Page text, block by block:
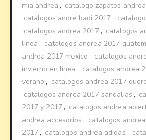
mia andrea , catalogo zapatos
catalogos andre badi 2017 ,
catalogos andrea 2017 , catalogos
linea , catalogos andrea 2017
andrea 2017 mexico , catalogos
invierno en linea , catalogos andrea
verano , catalogos andrea 2017
catalogos andrea 2017 sandalias ,
2017 y 2017 , catalogos andrea
andrea accesorios , catalogos
2017 , catalogos andrea adidas ,